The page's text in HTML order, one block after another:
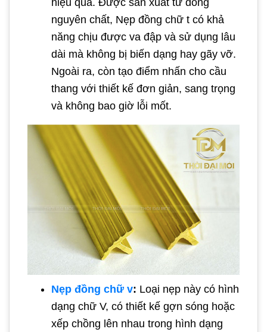
nguyên chất, Nẹp đồng chữ t có khả
năng chịu được va đập và sử dụng lâu
dài mà không bị biến dạng hay gãy vỡ.
Ngoài ra, còn tạo điểm nhấn cho cầu
thang với thiết kế đơn giản, sang trọng
và không bao giờ lỗi mốt.
Nẹp đồng chữ v: Loại nẹp này có hình
dạng chữ V, có thiết kế gợn sóng hoặc
xếp chồng lên nhau trong hình dạng